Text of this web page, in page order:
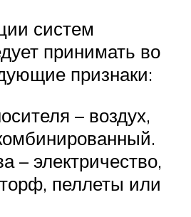
систем
принимать во
признаки:
– воздух,
– электричество,
пеллеты или